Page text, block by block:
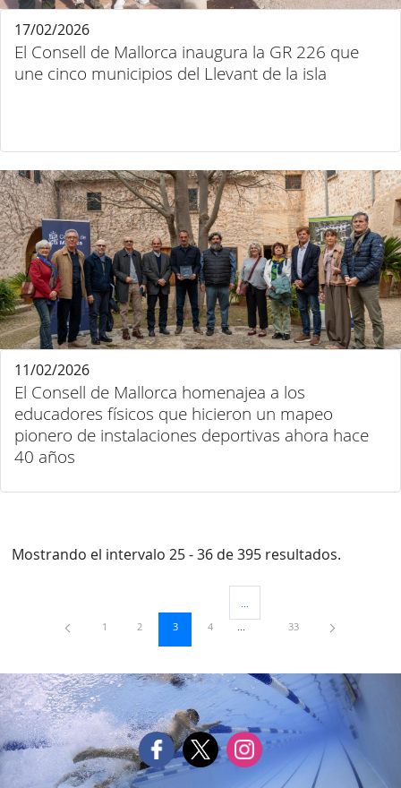
El Consell de Mallorca inaugura la GR 226 que
une cinco municipios del Llevant de la isla
17/02/2026
El Consell de Mallorca homenajea a los
educadores físicos que hicieron un mapeo
pionero de instalaciones deportivas ahora hace
40 años
11/02/2026
Mostrando el intervalo 25 - 36 de 395 resultados.
Página
1 Página
2 Página
3 Página
4
Páginas intermedias Use TAB
Página
33